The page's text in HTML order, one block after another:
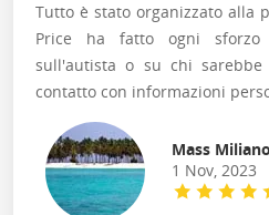
Tutto è stato organizzato alla
Price ha fatto ogni
sull'autista o su chi
contatto con informazioni
Mass Miliano
1 Nov, 2023